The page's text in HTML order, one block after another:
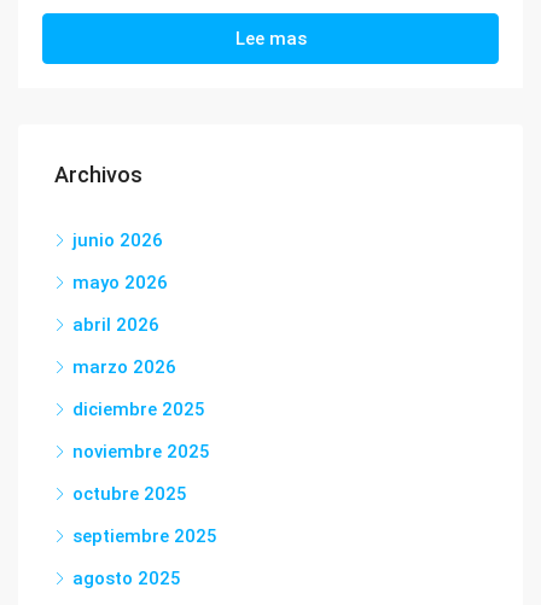
Lee mas
Archivos
junio 2026
mayo 2026
abril 2026
marzo 2026
diciembre 2025
noviembre 2025
octubre 2025
septiembre 2025
agosto 2025